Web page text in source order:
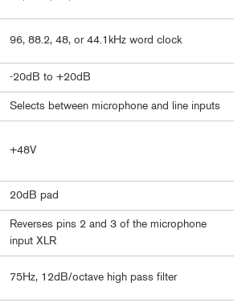
96, 88.2, 48, or 44.1kHz word clock
-20dB to +20dB
Selects between microphone and line inputs
+48V
20dB pad
Reverses pins 2 and 3 of the microphone
input XLR
75Hz, 12dB/octave high pass filter